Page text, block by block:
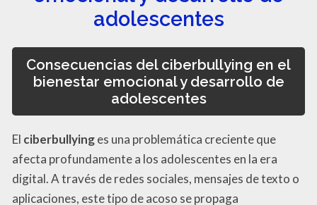
adolescentes
Consecuencias del ciberbullying en el
bienestar emocional y desarrollo de
adolescentes
El ciberbullyinges una problemática creciente que
afecta profundamente a los adolescentes en la era
digital. A través de redes sociales, mensajes de texto o
aplicaciones, este tipo de acoso se propaga